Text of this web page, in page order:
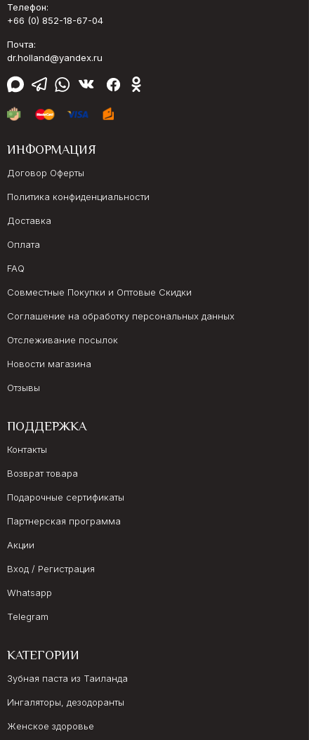
Телефон:
+66 (0) 852-18-67-04
Почта:
dr.holland@yandex.ru
ИНФОРМАЦИЯ
Договор Оферты
Политика конфиденциальности
Доставка
Оплата
FAQ
Совместные Покупки и Оптовые Скидки
Соглашение на обработку персональных данных
Отслеживание посылок
Новости магазина
Отзывы
ПОДДЕРЖКА
Контакты
Возврат товара
Подарочные сертификаты
Партнерская программа
Акции
Вход / Регистрация
Whatsapp
Telegram
КАТЕГОРИИ
Зубная паста из Таиланда
Ингаляторы, дезодоранты
Женское здоровье